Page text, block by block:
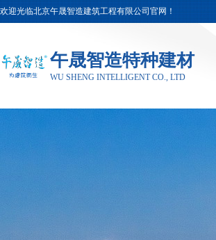
欢迎光临北京午晟智造建筑工程有限公司官网！
午晟智造特种建材
WU SHENG INTELLIGENT CO., LTD